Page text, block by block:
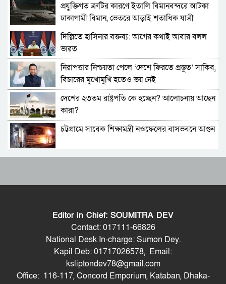
সাকিব আল হাসানের বাড়িতে পেট্রোল ঢেলে আগুন
দেওয়ার চেষ্টা, ভাঙচুর
গাজীপুর-৫ আসনের সাবেক এমপি আখতারুজ্জামান
গ্রেপ্তার
ফেনীর পুলিশ সুপার; যত কিছুই করি না কেন, কারোরই
মন রক্ষা করতে পারি না
জুলাই গণঅভ্যুত্থান দিবসে হবিগঞ্জে শহীদদের প্রতি
জেলা পুলিশের শ্রদ্ধা
মৌলভীবাজারে যথাযোগ্য মর্যাদায় পালিত জুলাই
আহত ১০
বেগম রোকেয়া বিশ্ববিদ্যালয়ে ছাত্রদল-শিবির সংঘর্ষ,
আহত অন্তত ২০
মদপান করে দুই রুশ নাগরিকের মারামারিতে
একজনের মৃত্যু, আরেকজন আইসিইউতে
প্রযুক্তিগত ত্রুটির কারণে ইতালি বিমানবন্দরে আটকা
ঢাকাগামী বিমান, ভেতরে আড়াই শতাধিক যাত্রী
দিল্লিতে হাসিনার বক্তব্য: আগের কথাই আবার বলল
ভারত
নিরাপত্তার নিশ্চয়তা পেলে ‘দেশে ফিরতে প্রস্তুত’ সাকিব,
বিচারের মুখোমুখি হতেও ভয় নেই
দেশের ২৩তম রাষ্ট্রপতি কে হচ্ছেন? আলোচনায় আছেন
কারা?
চট্টগ্রামে সাবেক শিক্ষামন্ত্রী নওফেলের বাসভবনে আগুন
বাংলাদেশ-পাকিস্তানসহ ১৩ দেশের জোট, কমান্ডার
জাতীয় সংসদের বিশেষ অধিবেশন ডাকা হচ্ছে
বগুড়ায় ও সিলেটে দুই ঘণ্টার ব্যবধানে সড়ক দুর্ঘটনায়
শিশুসহ প্রাণ গেল ১৫ জনের
Editor in Chief: SOUMITRA DEV
Contact: 017111-66826
National Desk In-charge: Sumon Dey.
Kapil Deb: 01717026578, Email:
ksliptondev78@gmail.com
Office: 116-117, Concord Emporium, Kataban, Dhaka-